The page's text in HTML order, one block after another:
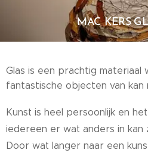
MAC KERS
Glas is een prachtig materiaal
fantastische objecten van kan
Kunst is heel persoonlijk en
iedereen er wat anders in kan
Door wat langer naar een